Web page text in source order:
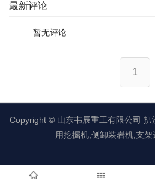
最新评论
暂无评论
1
Copyright © 山东韦辰重工有限公司 扒
用挖掘机,侧卸装岩机,支